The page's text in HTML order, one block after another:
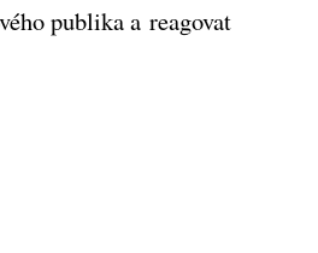
publika a reagovat